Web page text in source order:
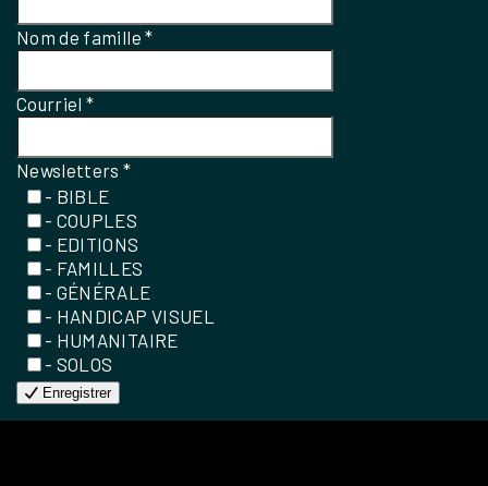
Nom de famille*
Courriel*
Newsletters*
- BIBLE
- COUPLES
- EDITIONS
- FAMILLES
- GÉNÉRALE
- HANDICAP VISUEL
- HUMANITAIRE
- SOLOS
Enregistrer